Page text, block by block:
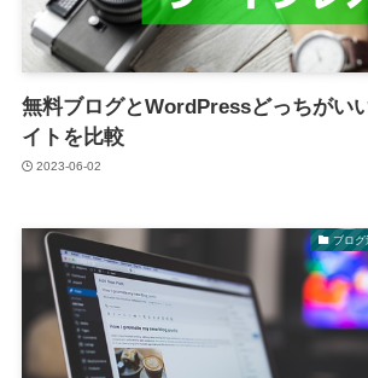
無料ブログとWordPressどっちがい
イトを比較
2023-06-02
ブロ